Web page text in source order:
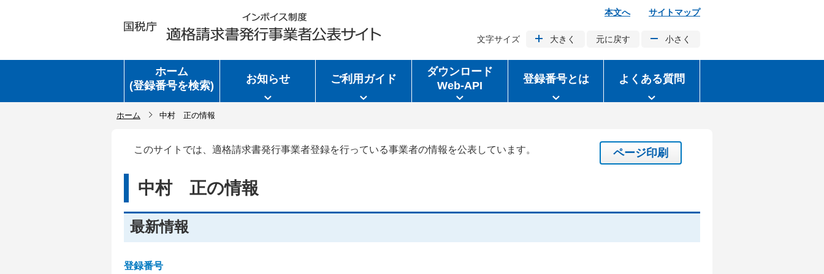
本文へ サイトマップ
文字サイズ 大きく 元に戻す 小さく
ホーム
(登録番号を検索)
お知らせ ご利用ガイド
ダウンロード
Web-API
登録番号とは よくある質問
ホーム 中村 正の情報
このサイトでは、適格請求書発行事業者登録を行っている事業者の情報を公表しています。 ページ印刷
中村 正の情報
最新情報
登録番号